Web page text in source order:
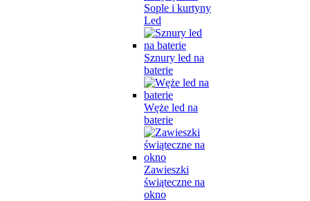
Sople i kurtyny
Led
Sznury led na
baterie
Węże led na
baterie
Zawieszki
świąteczne na
okno